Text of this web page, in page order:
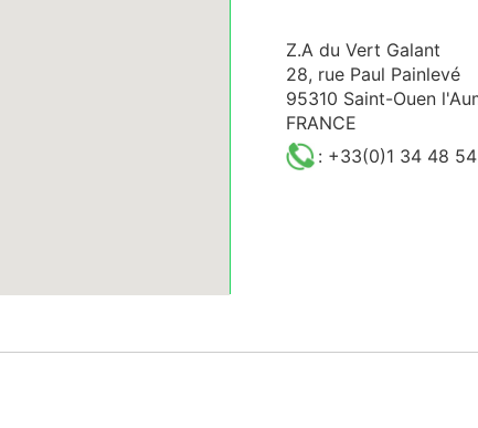
Z.A du Vert Galant
28, rue Paul Painlevé
95310 Saint-Ouen
FRANCE
: +33(0)1 34 48